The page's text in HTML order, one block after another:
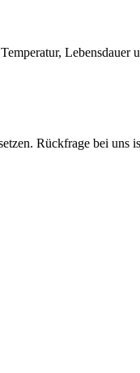
Lebensdauer
Rückfrage bei uns